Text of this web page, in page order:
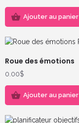
Ajouter au panier
Roue des émotions
0.00$
Ajouter au panier